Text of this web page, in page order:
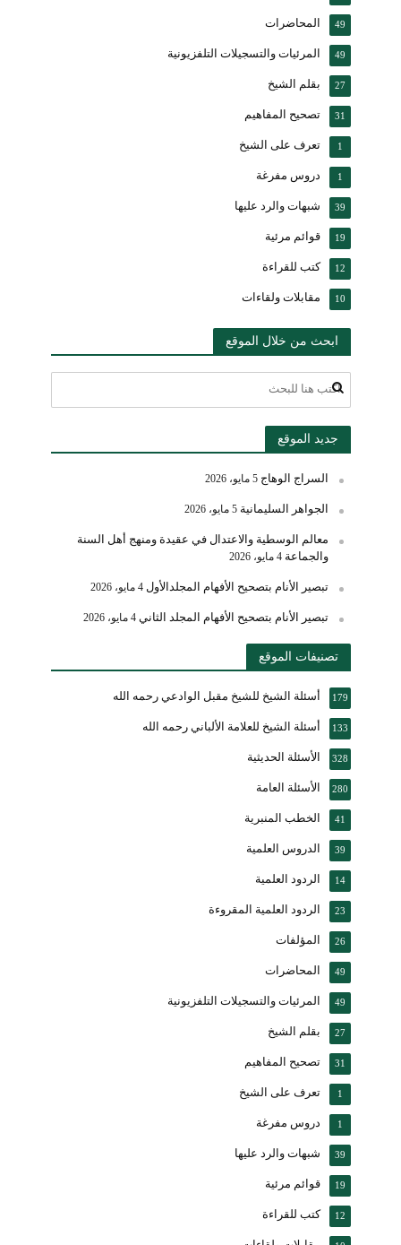
المحاضرات 49
المرئيات والتسجيلات التلفزيونية 49
بقلم الشيخ 27
تصحيح المفاهيم 31
تعرف على الشيخ 1
دروس مفرغة 1
شبهات والرد عليها 39
قوائم مرئية 19
كتب للقراءة 12
مقابلات ولقاءات 10
ابحث من خلال الموقع
جديد الموقع
السراج الوهاج 5 مايو، 2026
الجواهر السليمانية 5 مايو، 2026
معالم الوسطية والاعتدال في عقيدة ومنهج أهل السنة
والجماعة 4 مايو، 2026
تبصير الأنام بتصحيح الأفهام المجلدالأول 4 مايو، 2026
تبصير الأنام بتصحيح الأفهام المجلد الثاني 4 مايو، 2026
تصنيفات الموقع
أسئلة الشيخ للشيخ مقبل الوادعي رحمه الله 179
أسئلة الشيخ للعلامة الألباني رحمه الله 133
الأسئلة الحديثية 328
الأسئلة العامة 280
الخطب المنبرية 41
الدروس العلمية 39
الردود العلمية 14
الردود العلمية المقروءة 23
المؤلفات 26
المحاضرات 49
المرئيات والتسجيلات التلفزيونية 49
بقلم الشيخ 27
تصحيح المفاهيم 31
تعرف على الشيخ 1
دروس مفرغة 1
شبهات والرد عليها 39
قوائم مرئية 19
كتب للقراءة 12